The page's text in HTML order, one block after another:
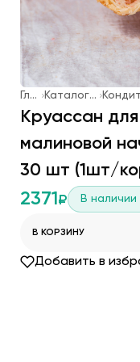
Главная Каталог продукции
Круассан
малиновой
30 шт (1шт/
2371 ₽ В наличии
В КОРЗИНУ
Добавить в